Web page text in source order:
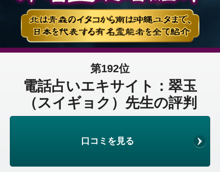
第192位
電話占いエキサイト：翠玉
（スイギョク）先生の評判
口コミを見る